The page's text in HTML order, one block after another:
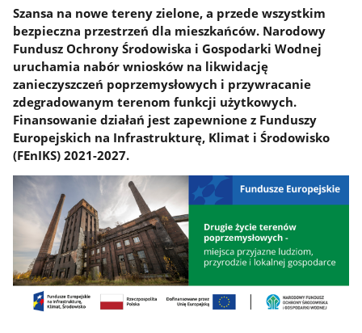
Szansa na nowe tereny zielone, a przede wszystkim
bezpieczna przestrzeń dla mieszkańców. Narodowy
Fundusz Ochrony Środowiska i Gospodarki Wodnej
uruchamia nabór wniosków na likwidację
zanieczyszczeń poprzemysłowych i przywracanie
zdegradowanym terenom funkcji użytkowych.
Finansowanie działań jest zapewnione z Funduszy
Europejskich na Infrastrukturę, Klimat i Środowisko
(FEnIKS) 2021-2027.